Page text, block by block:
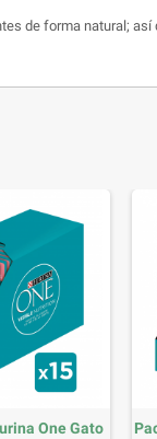
de forma natural;
One Gato